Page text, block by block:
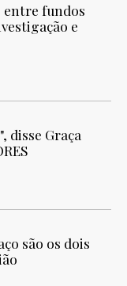
entre fundos
e
disse Graça
são os dois